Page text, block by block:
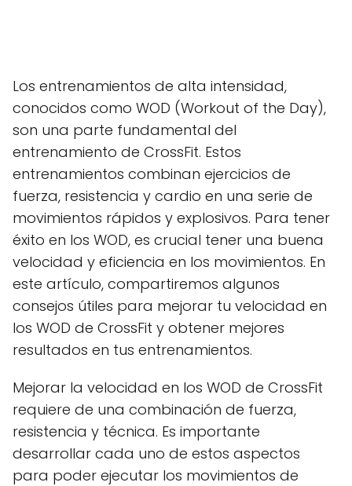
Los entrenamientos de alta intensidad,
conocidos como WOD (Workout of the Day),
son una parte fundamental del
entrenamiento de CrossFit. Estos
entrenamientos combinan ejercicios de
fuerza, resistencia y cardio en una serie de
movimientos rápidos y explosivos. Para tener
éxito en los WOD, es crucial tener una buena
velocidad y eficiencia en los movimientos. En
este artículo, compartiremos algunos
consejos útiles para mejorar tu velocidad en
los WOD de CrossFit y obtener mejores
resultados en tus entrenamientos.
Mejorar la velocidad en los WOD de CrossFit
requiere de una combinación de fuerza,
resistencia y técnica. Es importante
desarrollar cada uno de estos aspectos
para poder ejecutar los movimientos de